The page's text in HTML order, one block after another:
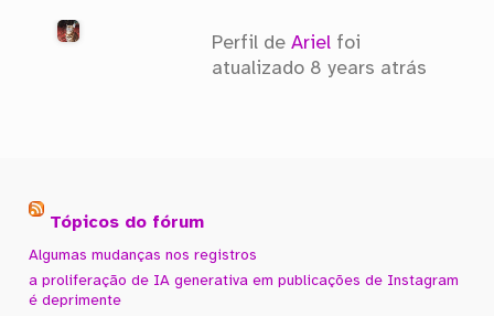
Perfil deAriel foi
atualizado 8 years atrás
Tópicos do fórum
Algumas mudanças nos registros
a proliferação de IA generativa em publicações de Instagram
é deprimente